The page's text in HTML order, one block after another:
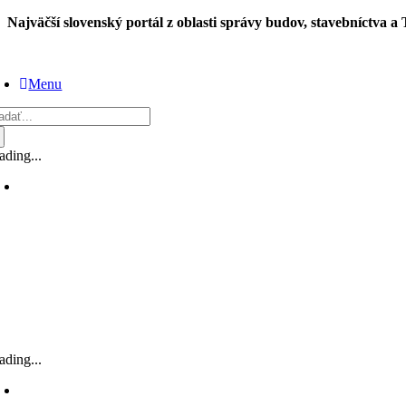
Skip
Najväčší slovenský portál z oblasti správy budov, stavebníctva a
Menu